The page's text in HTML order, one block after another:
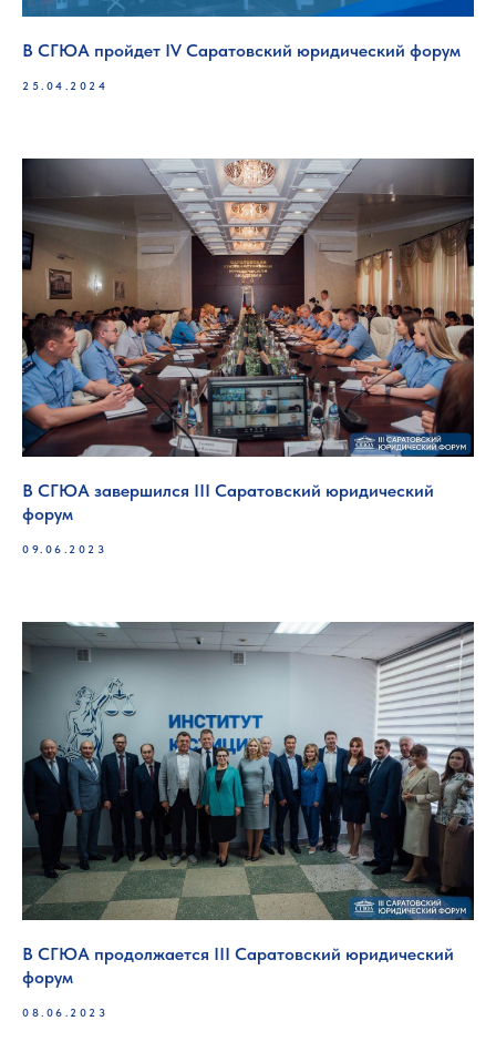
В СГЮА пройдет IV Саратовский юридический форум
25.04.2024
В СГЮА завершился III Саратовский юридический
форум
09.06.2023
В СГЮА продолжается III Саратовский юридический
форум
08.06.2023